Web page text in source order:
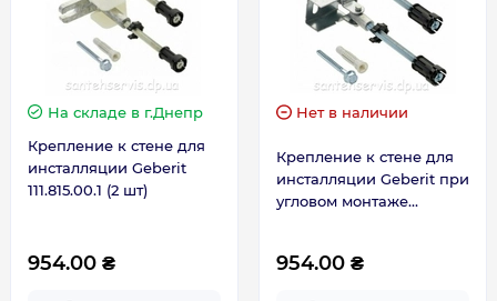
На складе в г.Днепр
Крепление к стене для
инсталляции Geberit
111.815.00.1 (2 шт)
954.00 ₴
Нет в наличии
Крепление к стене для
инсталляции Geberit при
угловом монтаже
954.00 ₴